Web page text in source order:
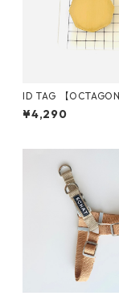
ID TAG 【OCTAGON
¥4,290